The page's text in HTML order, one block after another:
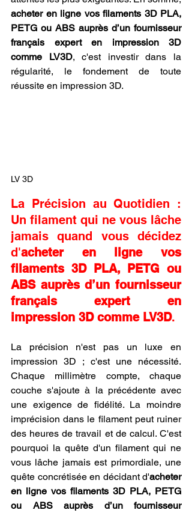
acheter en ligne vos filaments 3D PLA,
PETG ou ABS auprès d’un fournisseur
français expert en impression 3D
comme LV3D, c'est investir dans la
régularité, le fondement de toute
réussite en impression 3D.
LV 3D
La Précision au Quotidien :
Un filament qui ne vous lâche
jamais quand vous décidez
d'acheter en ligne vos
filaments 3D PLA, PETG ou
ABS auprès d’un fournisseur
français expert en
impression 3D comme LV3D.
La précision n'est pas un luxe en
impression 3D ; c'est une nécessité.
Chaque millimètre compte, chaque
couche s'ajoute à la précédente avec
une exigence de fidélité. La moindre
imprécision dans le filament peut ruiner
des heures de travail et de calcul. C'est
pourquoi la quête d'un filament qui ne
vous lâche jamais est primordiale, une
quête concrétisée en décidant d'acheter
en ligne vos filaments 3D PLA, PETG
ou ABS auprès d’un fournisseur